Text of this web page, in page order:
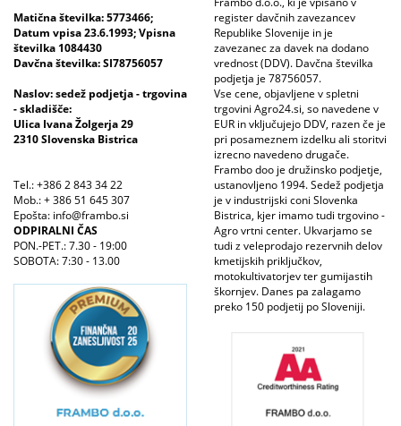
Matična številka: 5773466;
Datum vpisa 23.6.1993; Vpisna
številka 1084430
Davčna številka: SI78756057
Naslov: sedež podjetja - trgovina
- skladišče:
Ulica Ivana Žolgerja 29
2310 Slovenska Bistrica
Tel.: +386 2 843 34 22
Mob.: + 386 51 645 307
Epošta: info@frambo.si
ODPIRALNI ČAS
PON.-PET.: 7.30 - 19:00
SOBOTA: 7:30 - 13.00
register davčnih zavezancev
Republike Slovenije in je
zavezanec za davek na dodano
vrednost (DDV). Davčna številka
podjetja je 78756057.
Vse cene, objavljene v spletni
trgovini Agro24.si, so navedene v
EUR in vključujejo DDV, razen če je
pri posameznem izdelku ali storitvi
izrecno navedeno drugače.
Frambo doo je družinsko podjetje,
ustanovljeno 1994. Sedež podjetja
je v industrijski coni Slovenka
Bistrica, kjer imamo tudi trgovino -
Agro vrtni center. Ukvarjamo se
tudi z veleprodajo rezervnih delov
kmetijskih priključkov,
motokultivatorjev ter gumijastih
škornjev. Danes pa zalagamo
preko 150 podjetij po Sloveniji.